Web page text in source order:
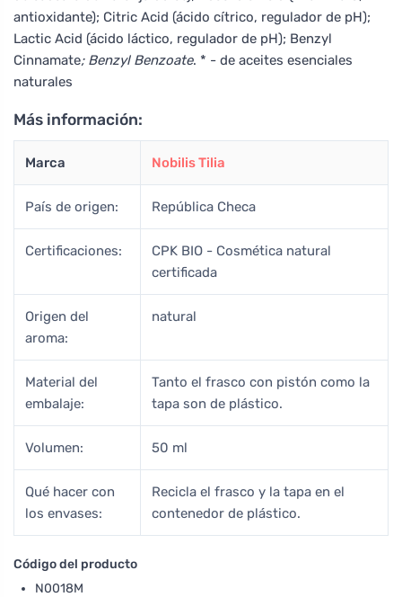
antioxidante); Citric Acid (ácido cítrico, regulador de pH);
Lactic Acid (ácido láctico, regulador de pH); Benzyl
Cinnamate; Benzyl Benzoate. * - de aceites esenciales
naturales
Más información:
Marca Nobilis Tilia
País de origen: República Checa
Certificaciones:
CPK BIO - Cosmética natural
certificada
Origen del
aroma:
natural
Material del
embalaje:
Tanto el frasco con pistón como la
tapa son de plástico.
Volumen: 50 ml
Qué hacer con
los envases:
Recicla el frasco y la tapa en el
contenedor de plástico.
Código del producto
N0018M